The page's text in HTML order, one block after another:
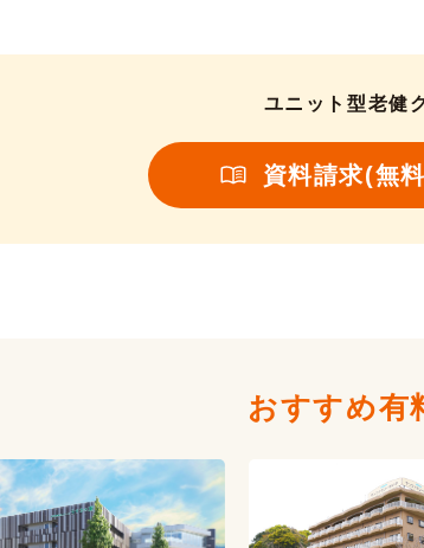
ユニット型老健
資料請求(無
おすすめ有